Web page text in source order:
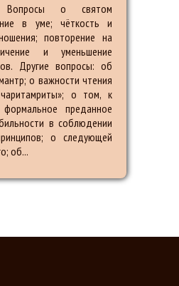
о святом
в уме; чёткость и
повторение на
и уменьшение
Другие вопросы: об
о важности чтения
о том, к
преданное
в соблюдении
о следующей
об...